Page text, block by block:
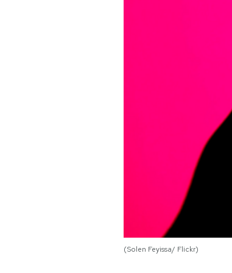
(Solen Feyissa/ Flickr)